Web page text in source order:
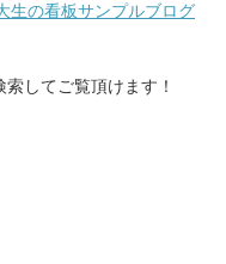
してご覧頂けます！